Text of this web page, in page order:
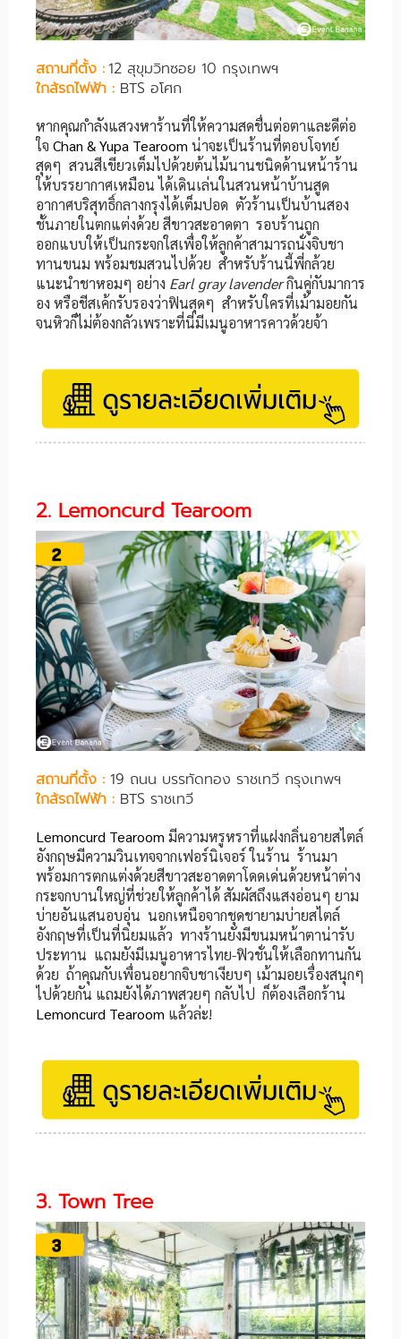
สถานที่ตั้ง :12 สุขุมวิทซอย 10 กรุงเทพฯ
ใกล้รถไฟฟ้า : BTS อโศก
หากคุณกำลังแสวงหาร้านที่ให้ความสดชื่นต่อตาและดีต่อ
ใจ Chan & Yupa Tearoom น่าจะเป็นร้านที่ตอบโจทย์
สุดๆ สวนสีเขียวเต็มไปด้วยต้นไม้นานชนิดด้านหน้าร้าน
ให้บรรยากาศเหมือน ได้เดินเล่นในสวนหน้าบ้านสูด
อากาศบริสุทธิ์กลางกรุงได้เต็มปอด ตัวร้านเป็นบ้านสอง
ชั้นภายในตกแต่งด้วย สีขาวสะอาดตา รอบร้านถูก
ออกแบบให้เป็นกระจกใสเพื่อให้ลูกค้าสามารถนั่งจิบชา
ทานขนม พร้อมชมสวนไปด้วย สำหรับร้านนี้พี่กล้วย
แนะนำชาหอมๆ อย่าง Earl gray lavenderกินคู่กับมาการ
อง หรือชีสเค้กรับรองว่าฟินสุดๆ สำหรับใครที่เม้ามอยกัน
จนหิวก็ไม่ต้องกลัวเพราะที่นี่มีเมนูอาหารคาวด้วยจ้า
2. Lemoncurd Tearoom
สถานที่ตั้ง : 19 ถนน บรรทัดทอง ราชเทวี กรุงเทพฯ
ใกล้รถไฟฟ้า : BTS ราชเทวี
Lemoncurd Tearoom มีความหรูหราที่แฝงกลิ่นอายสไตล์
อังกฤษมีความวินเทจจากเฟอร์นิเจอร์ ในร้าน ร้านมา
พร้อมการตกแต่งด้วยสีขาวสะอาดตาโดดเด่นด้วยหน้าต่าง
กระจกบานใหญ่ที่ช่วยให้ลูกค้าได้ สัมผัสถึงแสงอ่อนๆ ยาม
บ่ายอันแสนอบอุ่น นอกเหนือจากชุดชายามบ่ายสไตล์
อังกฤษที่เป็นที่นิยมแล้ว ทางร้านยังมีขนมหน้าตาน่ารับ
ประทาน แถมยังมีเมนูอาหารไทย-ฟิวชั่นให้เลือกทานกัน
ด้วย ถ้าคุณกับเพื่อนอยากจิบชาเงียบๆ เม้ามอยเรื่องสนุกๆ
ไปด้วยกัน แถมยังได้ภาพสวยๆ กลับไป ก็ต้องเลือกร้าน
Lemoncurd Tearoom แล้วล่ะ!
3. Town Tree